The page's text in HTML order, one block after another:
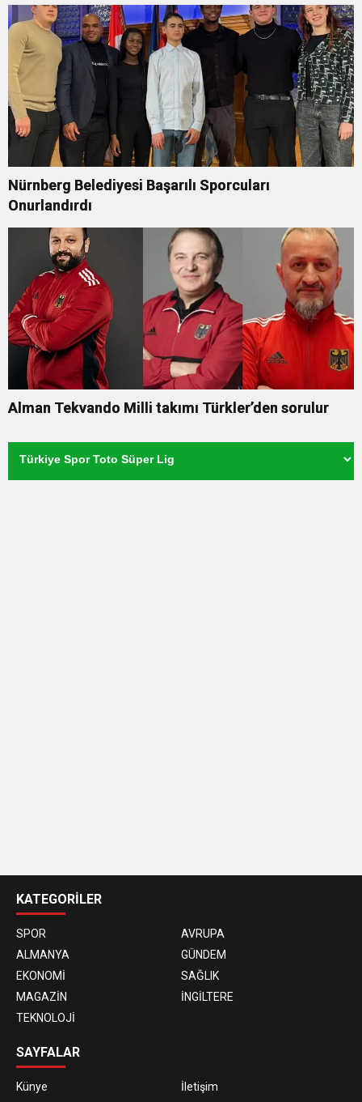
Nürnberg Belediyesi Başarılı Sporcuları
Onurlandırdı
Alman Tekvando Milli takımı Türkler’den sorulur
siteleri
KATEGORİLER
SPOR
AVRUPA
ALMANYA
GÜNDEM
EKONOMİ
SAĞLIK
MAGAZİN
İNGİLTERE
TEKNOLOJİ
SAYFALAR
Künye
İletişim